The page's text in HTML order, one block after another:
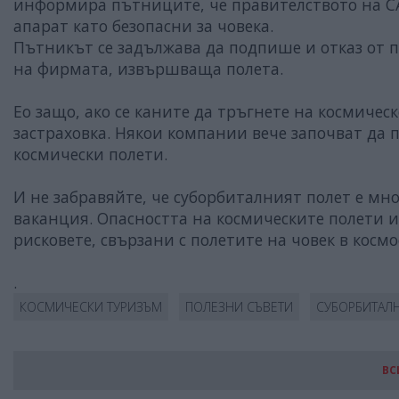
информира пътниците, че правителството на
апарат като безопасни за човека.
Пътникът се задължава да подпише и отказ от
на фирмата, извършваща полета.
Ео защо, ако се каните да тръгнете на
застраховка. Някои компании вече започват да
космически полети.
И не забравяйте, че суборбиталният полет е
ваканция. Опасността на космическите полети
рисковете, свързани с полетите на човек в
.
КОСМИЧЕСКИ ТУРИЗЪМ ПОЛЕЗНИ СЪВЕТИ